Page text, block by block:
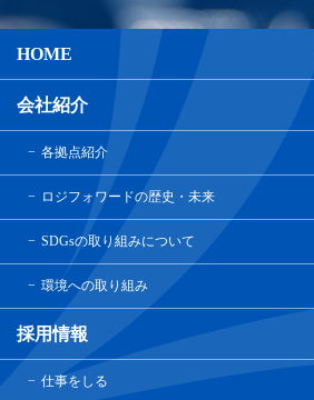
HOME
会社紹介
各拠点紹介
ロジフォワードの歴史・未来
SDGsの取り組みについて
環境への取り組み
採用情報
仕事をしる